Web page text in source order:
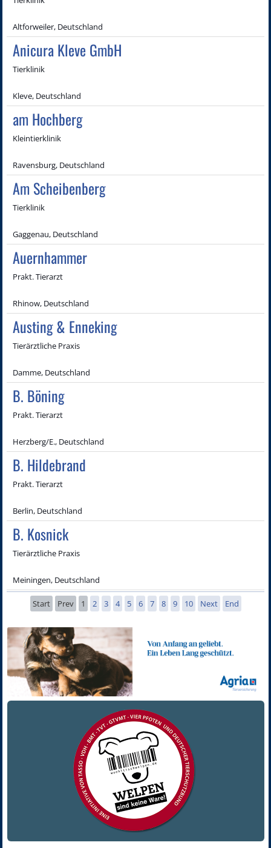
Altforweiler, Deutschland
Anicura Kleve GmbH
Tierklinik
Kleve, Deutschland
am Hochberg
Kleintierklinik
Ravensburg, Deutschland
Am Scheibenberg
Tierklinik
Gaggenau, Deutschland
Auernhammer
Prakt. Tierarzt
Rhinow, Deutschland
Austing & Enneking
Tierärztliche Praxis
Damme, Deutschland
B. Böning
Prakt. Tierarzt
Herzberg/E., Deutschland
B. Hildebrand
Prakt. Tierarzt
Berlin, Deutschland
B. Kosnick
Tierärztliche Praxis
Meiningen, Deutschland
Start Prev 1 2 3 4 5 6 7 8 9 10 Next End